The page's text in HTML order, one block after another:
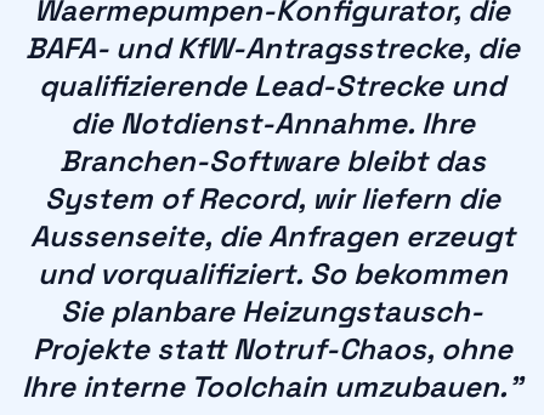
Waermepumpen-Konfigurator, die
BAFA- und KfW-Antragsstrecke, die
qualifizierende Lead-Strecke und
die Notdienst-Annahme. Ihre
Branchen-Software bleibt das
System of Record, wir liefern die
Aussenseite, die Anfragen erzeugt
und vorqualifiziert. So bekommen
Sie planbare Heizungstausch-
Projekte statt Notruf-Chaos, ohne
Ihre interne Toolchain umzubauen.”